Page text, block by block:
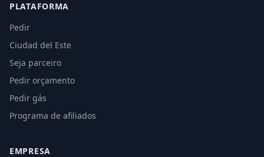
PLATAFORMA
Pedir
Ciudad del Este
Seja parceiro
Pedir orçamento
Pedir gás
Programa de afiliados
EMPRESA